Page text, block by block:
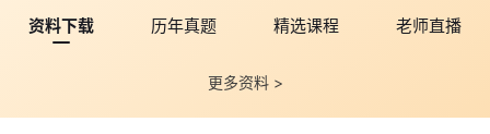
资料下载 历年真题 精选课程 老师直播
更多资料 >